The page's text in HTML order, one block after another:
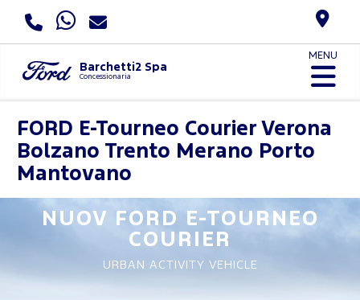
Barchetti2 Spa
Concessionaria
MENU
FORD E-Tourneo Courier Verona
Bolzano Trento Merano Porto
Mantovano
NUOV FORD
E-TOURNEO
COURIER
URBAN ACTIVITY VEHICLE